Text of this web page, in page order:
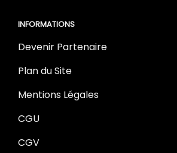
INFORMATIONS
Devenir Partenaire
Plan du Site
Mentions Légales
CGU
CGV